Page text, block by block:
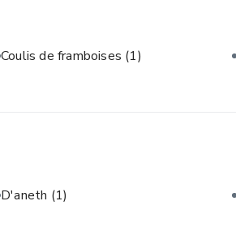
Coulis de framboises (1)
D'aneth (1)